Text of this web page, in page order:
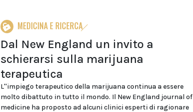
MEDICINA E RICERCA
Dal New England un invito a
schierarsi sulla marijuana
terapeutica
L''impiego terapeutico della marijuana continua a essere
molto dibattuto in tutto il mondo. Il New England journal of
medicine ha proposto ad alcuni clinici esperti di ragionare